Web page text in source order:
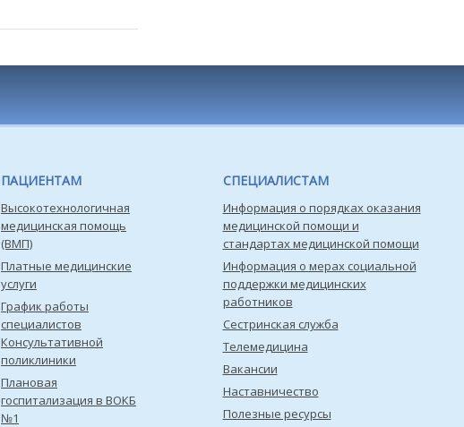
ПАЦИЕНТАМ
Высокотехнологичная
медицинская помощь
(ВМП)
Платные медицинские
услуги
График работы
специалистов
Консультативной
поликлиники
Плановая
госпитализация в ВОКБ
№1
СПЕЦИАЛИСТАМ
Информация о порядках оказания
медицинской помощи и
стандартах медицинской помощи
Информация о мерах социальной
поддержки медицинских
работников
Сестринская служба
Телемедицина
Вакансии
Наставничество
Полезные ресурсы